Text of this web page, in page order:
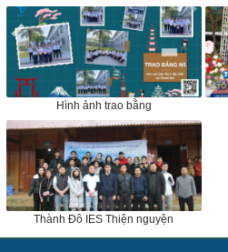
Hình ảnh trao bằng
Thành Đô IES Thiện nguyện